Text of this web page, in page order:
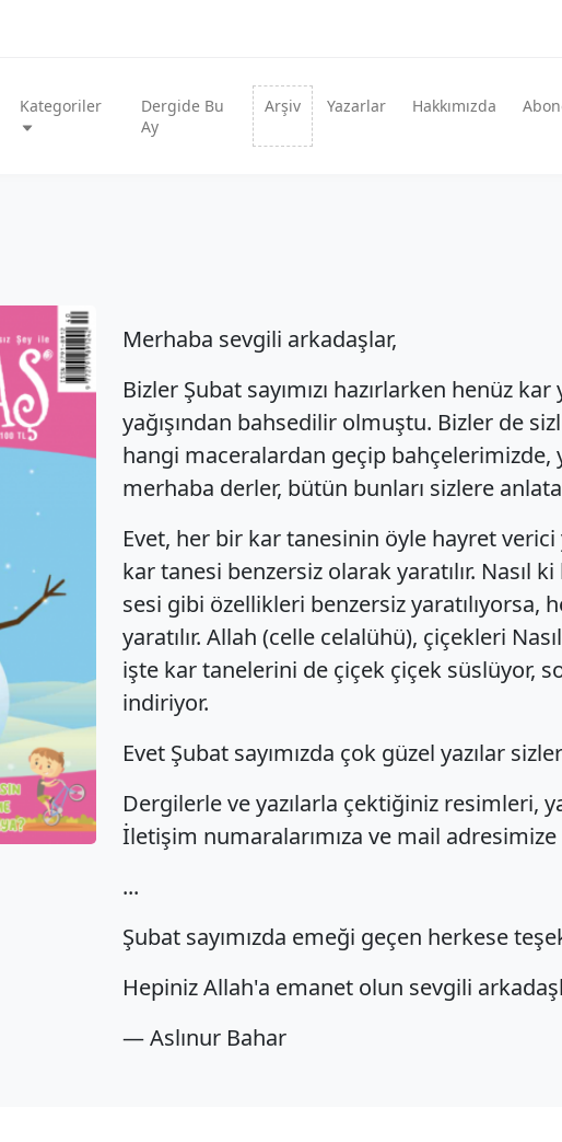
Kategoriler
Dergide Bu
Ay
Arşiv Yazarlar Hakkımızda
Merhaba sevgili arkadaşlar,
Bizler Şubat sayımızı hazırlarken henüz
yağışından bahsedilir olmuştu. Bizler de
hangi maceralardan geçip bahçelerimizde,
merhaba derler, bütün bunları sizlere
Evet, her bir kar tanesinin öyle hayret verici
kar tanesi benzersiz olarak yaratılır. Nasıl
sesi gibi özellikleri benzersiz yaratılıyorsa,
yaratılır. Allah (celle celalühü), çiçekleri
işte kar tanelerini de çiçek çiçek süslüyor,
indiriyor.
Evet Şubat sayımızda çok güzel yazılar
Dergilerle ve yazılarla çektiğiniz resimleri,
İletişim numaralarımıza ve mail
...
Şubat sayımızda emeği geçen herkese
Hepiniz Allah'a emanet olun sevgili
— Aslınur Bahar